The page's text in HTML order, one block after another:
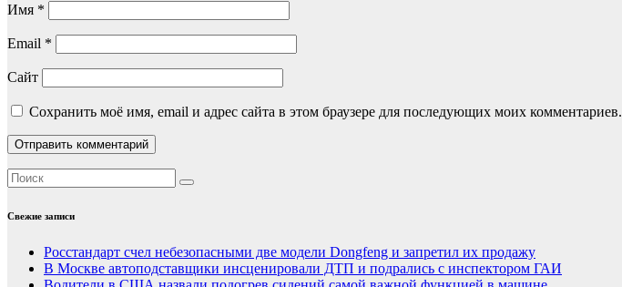
Имя *
Email *
Сайт
Сохранить моё имя, email и адрес сайта в этом браузере для последующих моих комментариев.
Свежие записи
Росстандарт счел небезопасными две модели Dongfeng и запретил их продажу
В Москве автоподставщики инсценировали ДТП и подрались с инспектором ГАИ